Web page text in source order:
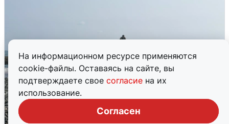
На информационном ресурсе применяются
cookie-файлы. Оставаясь на сайте, вы
подтверждаете свое согласие на их
использование.
Согласен